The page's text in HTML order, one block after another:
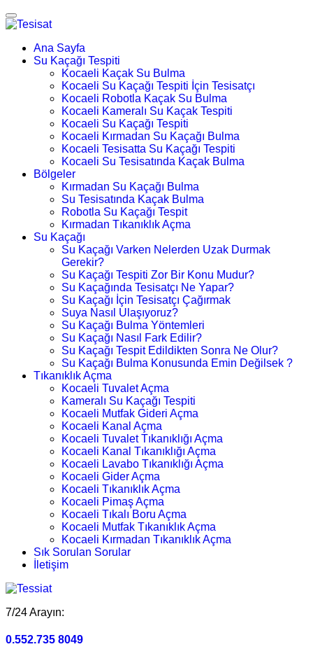
Ana Sayfa
Su Kaçağı Tespiti
Kocaeli Kaçak Su Bulma
Kocaeli Su Kaçağı Tespiti İçin Tesisatçı
Kocaeli Robotla Kaçak Su Bulma
Kocaeli Kameralı Su Kaçak Tespiti
Kocaeli Su Kaçağı Tespiti
Kocaeli Kırmadan Su Kaçağı Bulma
Kocaeli Tesisatta Su Kaçağı Tespiti
Kocaeli Su Tesisatında Kaçak Bulma
Bölgeler
Kırmadan Su Kaçağı Bulma
Su Tesisatında Kaçak Bulma
Robotla Su Kaçağı Tespit
Kırmadan Tıkanıklık Açma
Su Kaçağı
Su Kaçağı Varken Nelerden Uzak Durmak
Gerekir?
Su Kaçağı Tespiti Zor Bir Konu Mudur?
Su Kaçağında Tesisatçı Ne Yapar?
Su Kaçağı İçin Tesisatçı Çağırmak
Suya Nasıl Ulaşıyoruz?
Su Kaçağı Bulma Yöntemleri
Su Kaçağı Nasıl Fark Edilir?
Su Kaçağı Tespit Edildikten Sonra Ne Olur?
Su Kaçağı Bulma Konusunda Emin Değilsek ?
Tıkanıklık Açma
Kocaeli Tuvalet Açma
Kameralı Su Kaçağı Tespiti
Kocaeli Mutfak Gideri Açma
Kocaeli Kanal Açma
Kocaeli Tuvalet Tıkanıklığı Açma
Kocaeli Kanal Tıkanıklığı Açma
Kocaeli Lavabo Tıkanıklığı Açma
Kocaeli Gider Açma
Kocaeli Tıkanıklık Açma
Kocaeli Pimaş Açma
Kocaeli Tıkalı Boru Açma
Kocaeli Mutfak Tıkanıklık Açma
Kocaeli Kırmadan Tıkanıklık Açma
Sık Sorulan Sorular
İletişim
7/24 Arayın:
0.552.735 8049